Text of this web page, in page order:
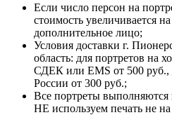
Если число персон на
стоимость увеличивается
дополнительное лицо;
Условия доставки г.
область: для портретов на
СДЕК или EMS от 500 руб.,
России от 300 руб.;
Все портреты
НЕ используем печать не